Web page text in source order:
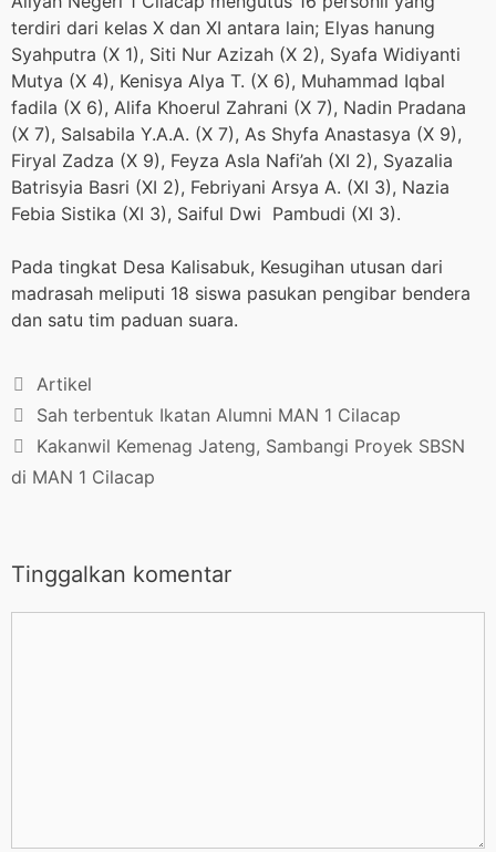
terdiri dari kelas X dan XI antara lain; Elyas hanung
Syahputra (X 1), Siti Nur Azizah (X 2), Syafa Widiyanti
Mutya (X 4), Kenisya Alya T. (X 6), Muhammad Iqbal
fadila (X 6), Alifa Khoerul Zahrani (X 7), Nadin Pradana
(X 7), Salsabila Y.A.A. (X 7), As Shyfa Anastasya (X 9),
Firyal Zadza (X 9), Feyza Asla Nafi’ah (XI 2), Syazalia
Batrisyia Basri (XI 2), Febriyani Arsya A. (XI 3), Nazia
Febia Sistika (XI 3), Saiful Dwi Pambudi (XI 3).
Pada tingkat Desa Kalisabuk, Kesugihan utusan dari
madrasah meliputi 18 siswa pasukan pengibar bendera
dan satu tim paduan suara.
Artikel
Sah terbentuk Ikatan Alumni MAN 1 Cilacap
Kakanwil Kemenag Jateng, Sambangi Proyek SBSN
di MAN 1 Cilacap
Tinggalkan komentar